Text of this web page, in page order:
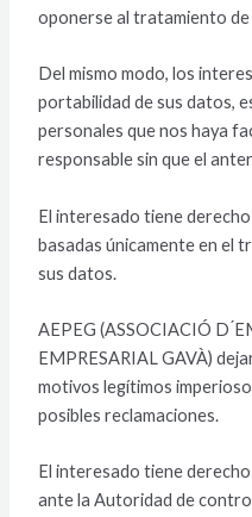
oponerse al tratamiento de
Del mismo modo, los
portabilidad de sus datos,
personales que nos haya
responsable sin que el
El interesado tiene
basadas únicamente en el
sus datos.
AEPEG (ASSOCIACIÓ D
EMPRESARIAL GAVÀ)
motivos legítimos
posibles reclamaciones.
El interesado tiene
ante la Autoridad de